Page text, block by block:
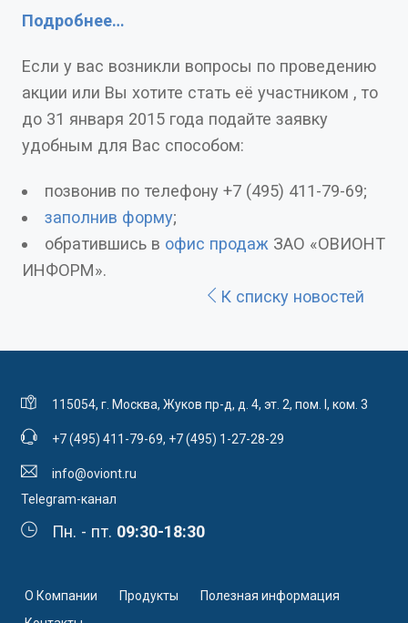
Подробнее…
Если у вас возникли вопросы по проведению
акции или Вы хотите стать её участником , то
до 31 января 2015 года подайте заявку
удобным для Вас способом:
позвонив по телефону +7 (495) 411-79-69;
заполнив форму;
обратившись в офис продаж ЗАО «ОВИОНТ
ИНФОРМ».
К списку новостей
115054, г. Москва, Жуков пр-д, д. 4, эт. 2, пом. I, ком. 3
+7 (495) 411-79-69, +7 (495) 1-27-28-29
info@oviont.ru
Telegram-канал
Пн. - пт. 09:30-18:30
О Компании Продукты
Полезная информация